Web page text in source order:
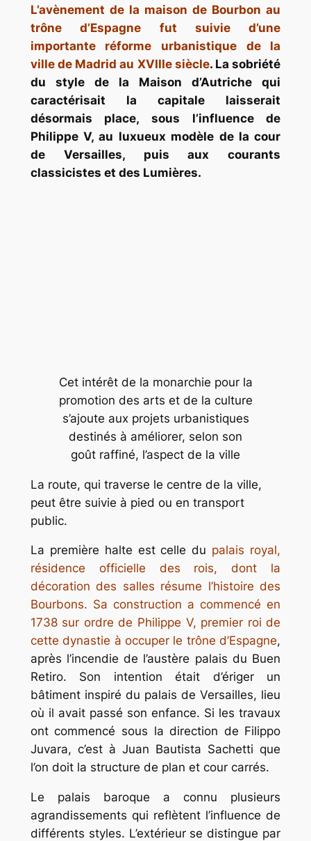
L’avènement de la maison de Bourbon au
trône d’Espagne fut suivie d’une
importante réforme urbanistique de la
ville de Madrid au XVIIIe siècle. La sobriété
du style de la Maison d’Autriche qui
caractérisait la capitale laisserait
désormais place, sous l’influence de
Philippe V, au luxueux modèle de la cour
de Versailles, puis aux courants
classicistes et des Lumières.
Cet intérêt de la monarchie pour la
promotion des arts et de la culture
s’ajoute aux projets urbanistiques
destinés à améliorer, selon son
goût raffiné, l’aspect de la ville
La route, qui traverse le centre de la ville,
peut être suivie à pied ou en transport
public.
La première halte est celle du palais royal,
résidence officielle des rois, dont la
décoration des salles résume l’histoire des
Bourbons. Sa construction a commencé en
1738 sur ordre de Philippe V, premier roi de
cette dynastie à occuper le trône d’Espagne,
après l’incendie de l’austère palais du Buen
Retiro. Son intention était d’ériger un
bâtiment inspiré du palais de Versailles, lieu
où il avait passé son enfance. Si les travaux
ont commencé sous la direction de Filippo
Juvara, c’est à Juan Bautista Sachetti que
l’on doit la structure de plan et cour carrés.
Le palais baroque a connu plusieurs
agrandissements qui reflètent l’influence de
différents styles. L’extérieur se distingue par